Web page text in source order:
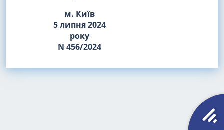
м. Київ
5 липня 2024
року
N 456/2024